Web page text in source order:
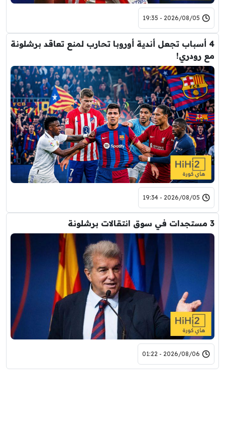
2026/08/05 - 19:35
4 أسباب تجعل أندية أوروبا تحارب لمنع تعاقد برشلونة
مع رودري!
2026/08/05 - 19:34
3 مستجدات في سوق انتقالات برشلونة
2026/08/06 - 01:22